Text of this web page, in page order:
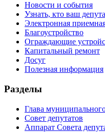
Новости и события
Узнать, кто ваш
Электронная
Благоустройство
Ограждающие
Капитальный ремонт
Досуг
Полезная информация
Разделы
Глава
Совет депутатов
Аппарат Совета